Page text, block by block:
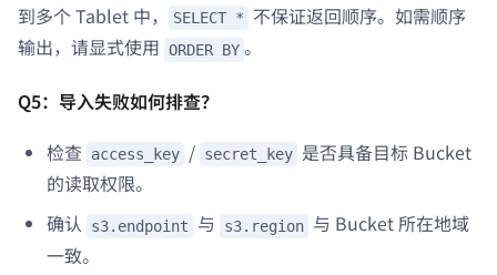
到多个 Tablet 中，
SELECT *
不保证返回顺序。如需顺序
输出，请显式使用 ORDER BY 。
Q5：导入失败如何排查？
检查
access_key / secret_key 是否具备目标 Bucket
的读取权限。
确认
s3.endpoint 与 s3.region 与 Bucket 所在地域
一致。